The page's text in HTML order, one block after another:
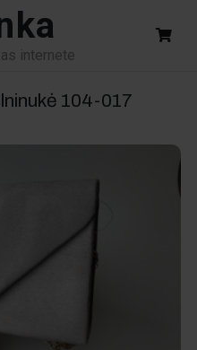
internete
104-017